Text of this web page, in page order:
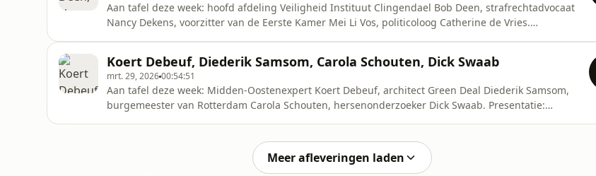
Aan tafel deze week: hoofd afdeling Veiligheid Instituut Clingendael Bob Deen, strafrechtadvocaat
Nancy Dekens, voorzitter van de Eerste Kamer Mei Li Vos, politicoloog Catherine de Vries.
gesprekken
Koert Debeuf, Diederik Samsom, Carola Schouten, Dick Swaab
mrt. 29, 202600:54:51
Aan tafel deze week: Midden-Oostenexpert Koert Debeuf, architect Green Deal Diederik Samsom,
burgemeester van Rotterdam Carola Schouten, hersenonderzoeker Dick Swaab. Presentatie:
gesprekken: https://bit.ly/4cbDi
Meer afleveringen laden